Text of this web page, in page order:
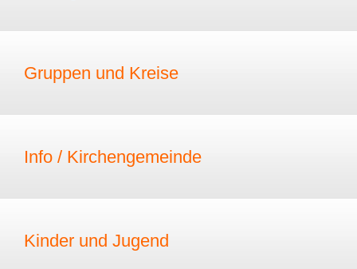
Gruppen und Kreise
Info / Kirchengemeinde
Kinder und Jugend